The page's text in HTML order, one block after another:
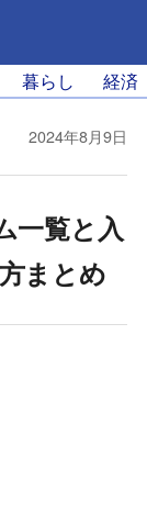
暮らし 経済
2024年8月9日
一覧と入
まとめ